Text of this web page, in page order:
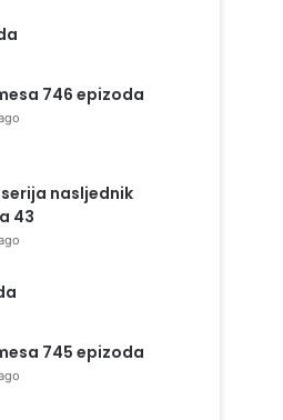
746 epizoda
nasljednik
43
745 epizoda